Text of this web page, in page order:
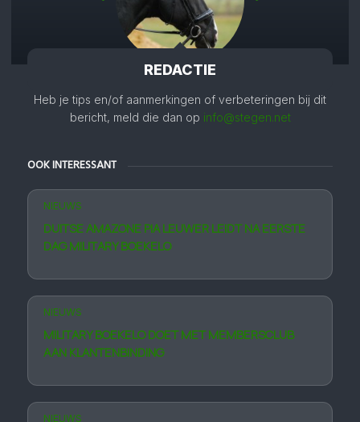
REDACTIE
Heb je tips en/of aanmerkingen of verbeteringen bij dit
bericht, meld die dan op info@stegen.net
OOK INTERESSANT
NIEUWS
DUITSE AMAZONE PIA LEUWER LEIDT NA EERSTE
DAG MILITARY BOEKELO
NIEUWS
MILITARY BOEKELO DOET MET MEMBERS­CLUB
AAN KLANTEN­BINDING
NIEUWS